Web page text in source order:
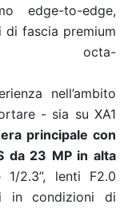
edge-to-edge,
fascia premium
octa-
nell’ambito
- sia su XA1
principale con
da 23 MP in alta
2.3”, lenti F2.0
in condizioni di